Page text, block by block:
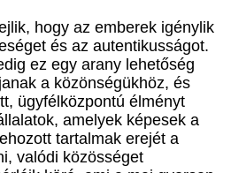
hogy az emberek igénylik
és az autentikusságot.
ez egy arany lehetőség
a közönségükhöz, és
ügyfélközpontú élményt
amelyek képesek a
tartalmak erejét a
valódi közösséget